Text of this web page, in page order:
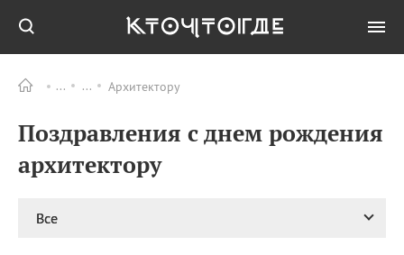
Архитектору
Поздравления с днем рождения
архитектору
Все
06.08 Преображение
Господне у западных